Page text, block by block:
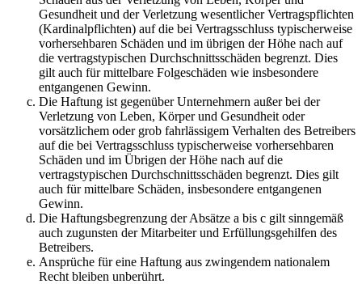
Gesundheit und der Verletzung wesentlicher Vertragspflichten
(Kardinalpflichten) auf die bei Vertragsschluss typischerweise
vorhersehbaren Schäden und im übrigen der Höhe nach auf
die vertragstypischen Durchschnittsschäden begrenzt. Dies
gilt auch für mittelbare Folgeschäden wie insbesondere
entgangenen Gewinn.
Die Haftung ist gegenüber Unternehmern außer bei der
Verletzung von Leben, Körper und Gesundheit oder
vorsätzlichem oder grob fahrlässigem Verhalten des Betreibers
auf die bei Vertragsschluss typischerweise vorhersehbaren
Schäden und im Übrigen der Höhe nach auf die
vertragstypischen Durchschnittsschäden begrenzt. Dies gilt
auch für mittelbare Schäden, insbesondere entgangenen
Gewinn.
Die Haftungsbegrenzung der Absätze a bis c gilt sinngemäß
auch zugunsten der Mitarbeiter und Erfüllungsgehilfen des
Betreibers.
Ansprüche für eine Haftung aus zwingendem nationalem
Recht bleiben unberührt.